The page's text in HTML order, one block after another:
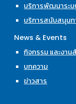
บริการพัฒนาระบ
บริการสนับสนุน
News & Events
กิจกรรม และงาน
บทความ
ข่าวสาร